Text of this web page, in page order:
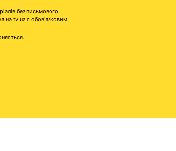
без письмового
на tv.ua є обов'язковим.